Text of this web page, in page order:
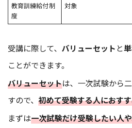
教育訓練給付制
度
対象
受講に際して、 バリューセット と
ことができます。
バリューセットは、一次試験から
すので、 初めて受験する人におす
まずは一次試験だけ受験したい人